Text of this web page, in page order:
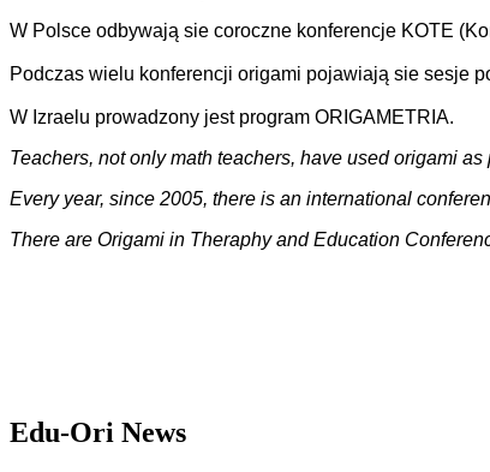
W Polsce odbywają sie coroczne konferencje KOTE
Podczas wielu konferencji origami pojawiają sie sesje
W Izraelu prowadzony jest program ORIGAMETRIA.
Teachers, not only math teachers, have used origami
Every year, since 2005, there is an international
There are Origami in Theraphy and Education
Edu-Ori News